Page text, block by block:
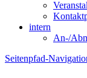
intern
An-/
Seitenpfad-